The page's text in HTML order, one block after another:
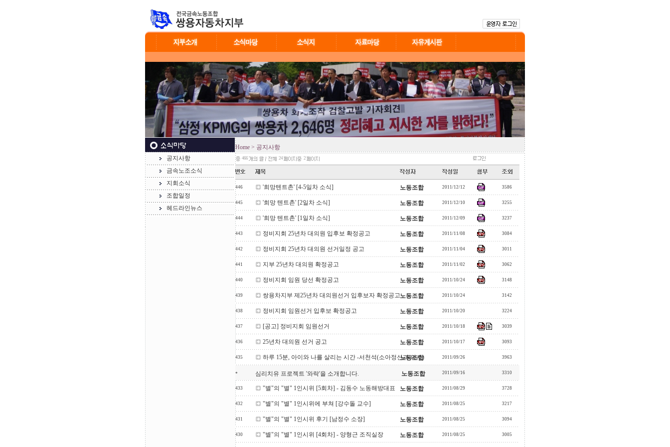
공지사항
금속노조소식
지회소식
조합일정
헤드라인뉴스
Home > 공지사항
466 24 2
446 '희망텐트촌' [4-5일차 소식] 노동조합 2011/12/12 3586
445 '희망 텐트촌' [2일차 소식] 노동조합 2011/12/10 3255
444 '희망 텐트촌' [1일차 소식] 노동조합 2011/12/09 3237
443 정비지회 25년차 대의원 입후보 확정공고 노동조합 2011/11/08 3084
442 정비지회 25년차 대의원 선거일정 공고 노동조합 2011/11/04 3011
441 지부 25년차 대의원 확정공고 노동조합 2011/11/02 3062
440 정비지회 임원 당선 확정공고 노동조합 2011/10/24 3148
439 쌍용차지부 제25년차 대의원선거 입후보자 확정공고노동조합 2011/10/24 3142
438 정비지회 임원선거 입후보 확정공고 노동조합 2011/10/20 3224
437 [공고] 정비지회 임원선거 노동조합 2011/10/18 3039
436 25년차 대의원 선거 공고 노동조합 2011/10/17 3093
435 하루 15분, 아이와 나를 살리는 시간 -서천석(소아정신과 의사)
노동조합 2011/09/26 3963
* 심리치유 프로젝트 '와락'을 소개합니다. 노동조합 2011/09/16 3310
433 "별"의 "별" 1인시위 [5회차] - 김동수 노동해방대표 노동조합 2011/08/29 3728
432 "별"의 "별" 1인시위에 부쳐 [강수돌 교수] 노동조합 2011/08/25 3217
431 "별"의 "별" 1인시위 후기 [남정수 소장] 노동조합 2011/08/25 3094
430 "별"의 "별" 1인시위 [4회차] - 양형근 조직실장 노동조합 2011/08/25 3005